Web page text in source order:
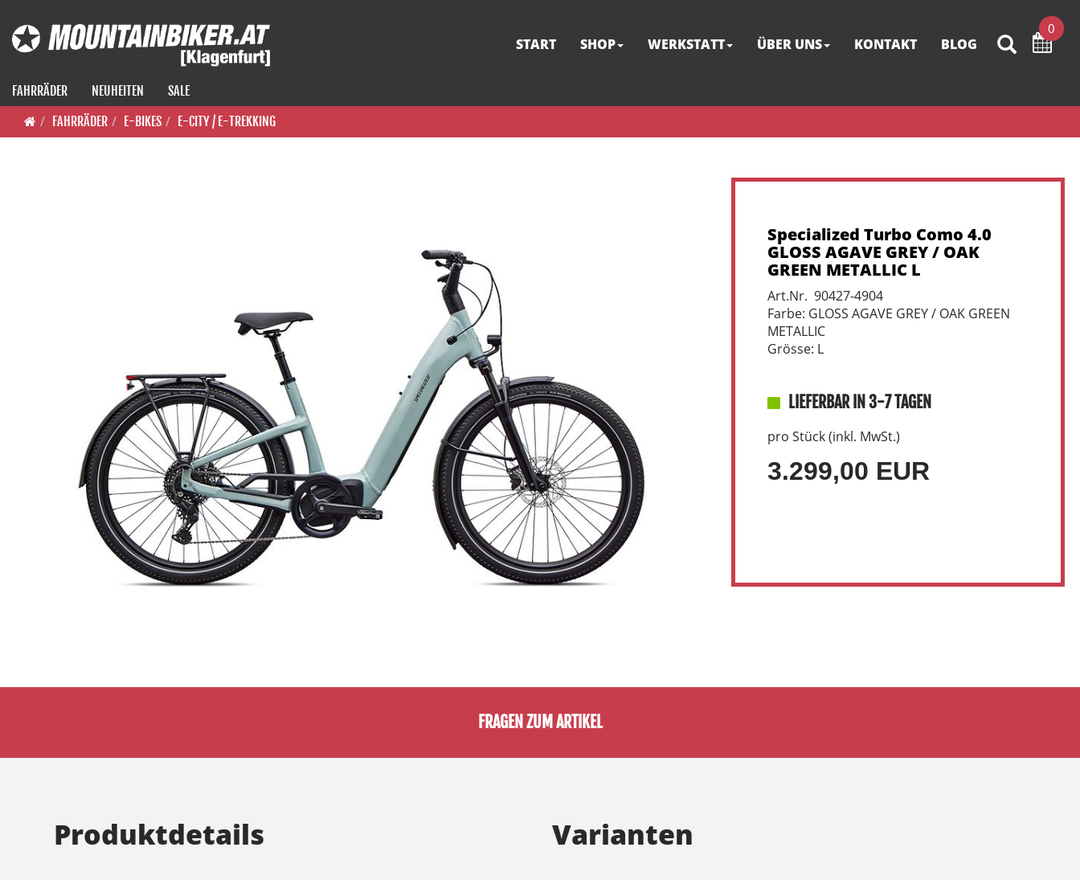
0
START SHOP WERKSTATT ÜBER UNS KONTAKT BLOG
FAHRRÄDER NEUHEITEN
SALE
FAHRRÄDER
E-BIKES E-CITY / E-TREKKING
Specialized Turbo Como 4.0
GLOSS AGAVE GREY / OAK
GREEN METALLIC L
Art.Nr. 90427-4904
Farbe: GLOSS AGAVE GREY / OAK GREEN
METALLIC
Grösse: L
LIEFERBAR IN 3-7 TAGEN
pro Stück (inkl. MwSt.)
3.299,00 EUR
FRAGEN ZUM ARTIKEL
Produktdetails Varianten